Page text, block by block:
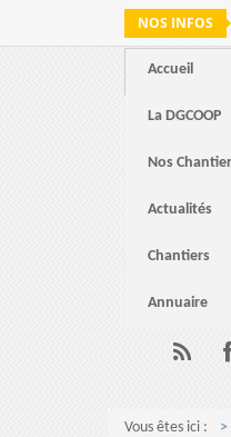
NOS INFOS
Accueil
La DGCOOP
Nos
Actualités
Chantiers
Annuaire
Vous êtes ici :